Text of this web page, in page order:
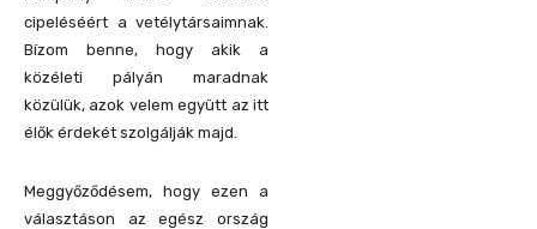
cipeléséért a vetélytársaimnak.
Bízom benne, hogy akik a
közéleti pályán maradnak
közülük, azok velem együtt az itt
élők érdekét szolgálják majd.
Meggyőződésem, hogy ezen a
választáson az egész ország